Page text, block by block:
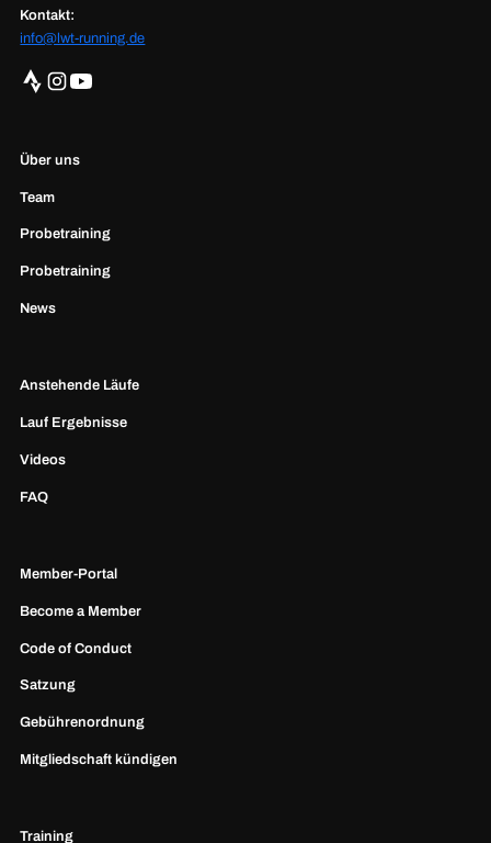
Kontakt:
info@lwt-running.de
Über uns
Team
Probetraining
Probetraining
News
Anstehende Läufe
Lauf Ergebnisse
Videos
FAQ
Member-Portal
Become a Member
Code of Conduct
Satzung
Gebührenordnung
Mitgliedschaft kündigen
Training